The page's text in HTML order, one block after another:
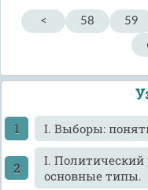
< 58 59
I. Выборы:
I.
основные типы.